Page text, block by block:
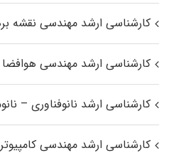
کارشناسی ارشد مهندسی نقشه
کارشناسی ارشد مهندسی هوافضا
کارشناسی ارشد نانوفناوری –
کارشناسی ارشد مهندسی کامپیوتر